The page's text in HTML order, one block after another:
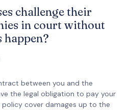
challenge their
in court without
happen?
between you and the
the legal obligation to pay your
cover damages up to the